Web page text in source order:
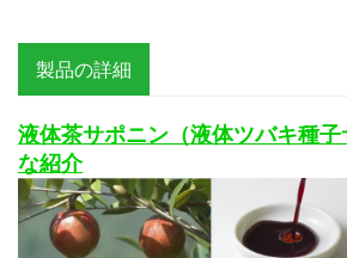
製品の詳細
液体茶サポニン（液体ツバキ種
な紹介